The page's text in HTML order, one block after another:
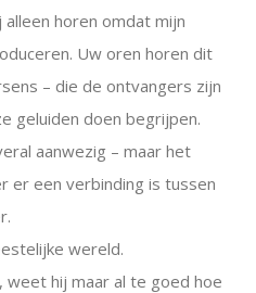
alleen horen omdat mijn
Uw oren horen dit
– die de ontvangers zijn
geluiden doen begrijpen.
aanwezig – maar het
er een verbinding is tussen
wereld.
weet hij maar al te goed hoe